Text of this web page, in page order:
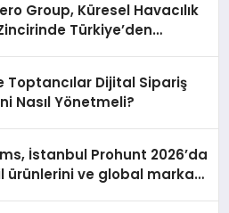
Group, Küresel Havacılık
Türkiye’den
Toptancılar Dijital Sipariş
Nasıl Yönetmeli?
İstanbul Prohunt 2026’da
ürünlerini ve global marka